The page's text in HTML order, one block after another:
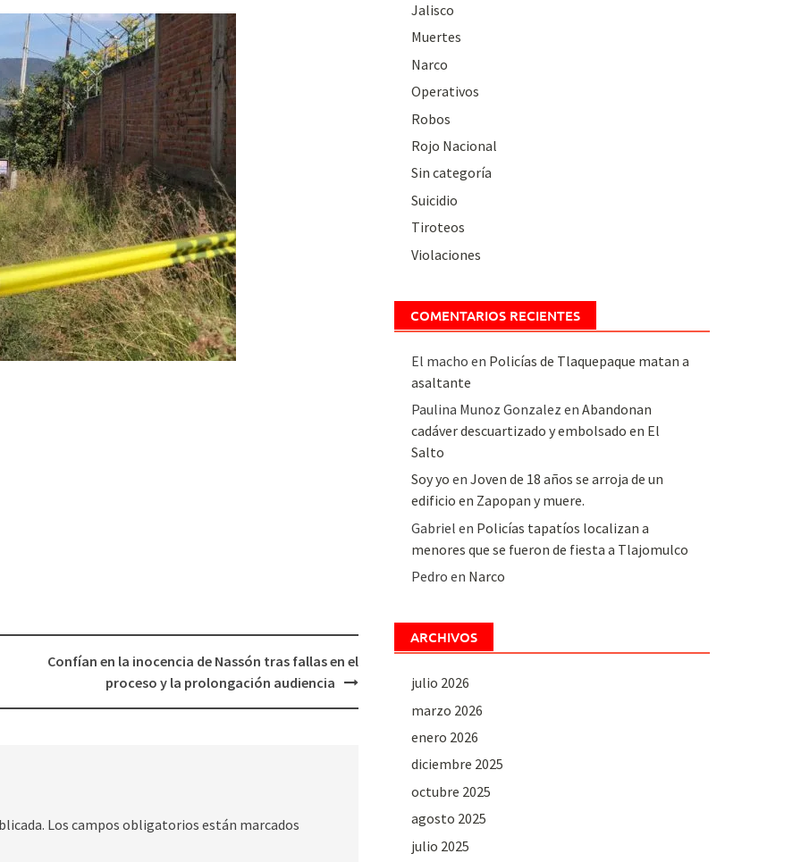
Confían en la inocencia de Nassón tras fallas en el
proceso y la prolongación audiencia
Los campos obligatorios están marcados
Jalisco
Muertes
Narco
Operativos
Robos
Rojo Nacional
Sin categoría
Suicidio
Tiroteos
Violaciones
COMENTARIOS RECIENTES
El macho en Policías de Tlaquepaque matan a
asaltante
Paulina Munoz Gonzalez en Abandonan
cadáver descuartizado y embolsado en El
Salto
Soy yo en Joven de 18 años se arroja de un
edificio en Zapopan y muere.
Gabriel en Policías tapatíos localizan a
menores que se fueron de fiesta a Tlajomulco
Pedro en Narco
ARCHIVOS
julio 2026
marzo 2026
enero 2026
diciembre 2025
octubre 2025
agosto 2025
julio 2025